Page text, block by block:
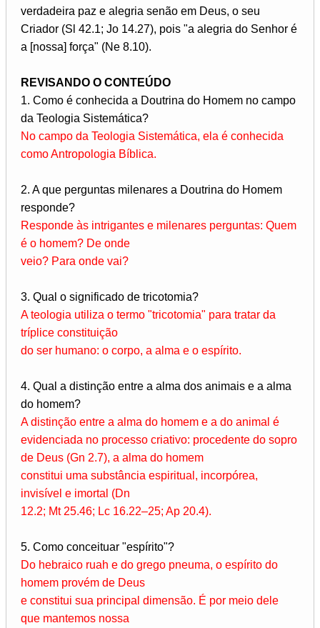
verdadeira paz e alegria senão em Deus, o seu
Criador (Sl 42.1; Jo 14.27), pois "a alegria do Senhor é
a [nossa] força" (Ne 8.10).
REVISANDO O CONTEÚDO
1. Como é conhecida a Doutrina do Homem no campo
da Teologia Sistemática?
No campo da Teologia Sistemática, ela é conhecida
como Antropologia Bíblica.
2. A que perguntas milenares a Doutrina do Homem
responde?
Responde às intrigantes e milenares perguntas: Quem
é o homem? De onde
veio? Para onde vai?
3. Qual o significado de tricotomia?
A teologia utiliza o termo "tricotomia" para tratar da
tríplice constituição
do ser humano: o corpo, a alma e o espírito.
4. Qual a distinção entre a alma dos animais e a alma
do homem?
A distinção entre a alma do homem e a do animal é
evidenciada no processo criativo: procedente do sopro
de Deus (Gn 2.7), a alma do homem
constitui uma substância espiritual, incorpórea,
invisível e imortal (Dn
12.2; Mt 25.46; Lc 16.22–25; Ap 20.4).
5. Como conceituar "espírito"?
Do hebraico ruah e do grego pneuma, o espírito do
homem provém de Deus
e constitui sua principal dimensão. É por meio dele
que mantemos nossa